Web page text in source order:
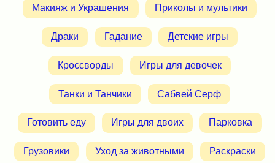
Макияж и Украшения Приколы и мультики
Драки Гадание Детские игры
Кроссворды Игры для девочек
Танки и Танчики Сабвей Серф
Готовить еду Игры для двоих Парковка
Грузовики Уход за животными Раскраски